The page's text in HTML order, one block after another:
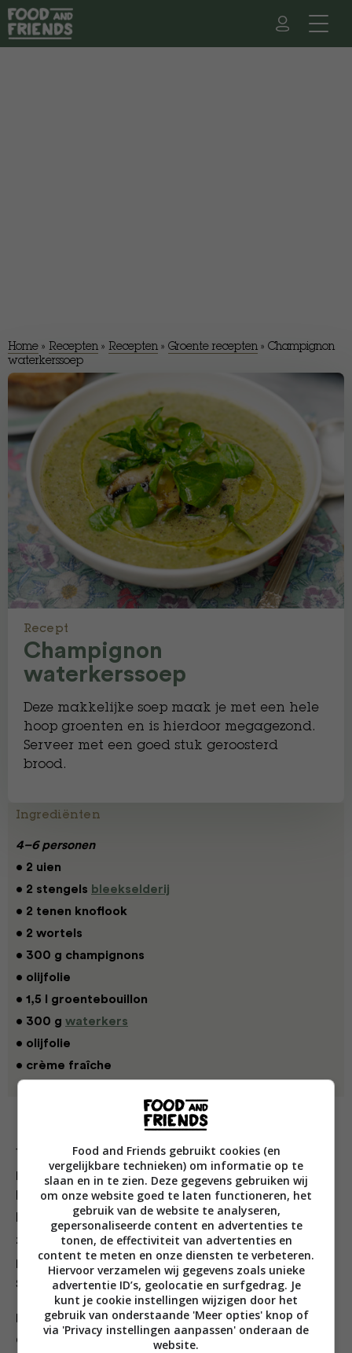
Home » Recepten » Recepten » Groente recepten » Champignon
waterkerssoep
Recept
Champignon
waterkerssoep
Deze makkelijke soep maak je met een hele
hoop groenten en is hierdoor megagezond.
Serveer met een goed stuk geroosterd
brood.
Ingrediënten
4–6 personen
• 2 uien
• 2 stengels bleekselderij
• 2 tenen knoflook
• 2 wortels
• 300 g champignons
• olijfolie
• 1,5 l groentebouillon
• 300 g waterkers
• olijfolie
• crème fraîche
met crème fraîche
1. Hak de groenten en knoflook fijn. Verhit olie in een
pan, fruit ui, champignons, knoflook. Voeg
bleekselderij en wortel toe, bak ze zacht. Voeg de
bouillon toe, breng aan de kook, laat 10–15 minuten
zacht koken. Voeg waterkers, zout en peper toe,
pureer met een staafmixer. Druppel olie over de soep.
Serveer met een dot crème fraîche.
Psst…
Op zoek naar meer soeprecepten?
Food and Friends gebruikt cookies (en
vergelijkbare technieken) om informatie op te
slaan en in te zien. Deze gegevens gebruiken wij
om onze website goed te laten functioneren, het
gebruik van de website te analyseren,
gepersonaliseerde content en advertenties te
tonen, de effectiviteit van advertenties en
content te meten en onze diensten te verbeteren.
Hiervoor verzamelen wij gegevens zoals unieke
advertentie ID’s, geolocatie en surfgedrag. Je
kunt je cookie instellingen wijzigen door het
gebruik van onderstaande 'Meer opties' knop of
via 'Privacy instellingen aanpassen' onderaan de
website.